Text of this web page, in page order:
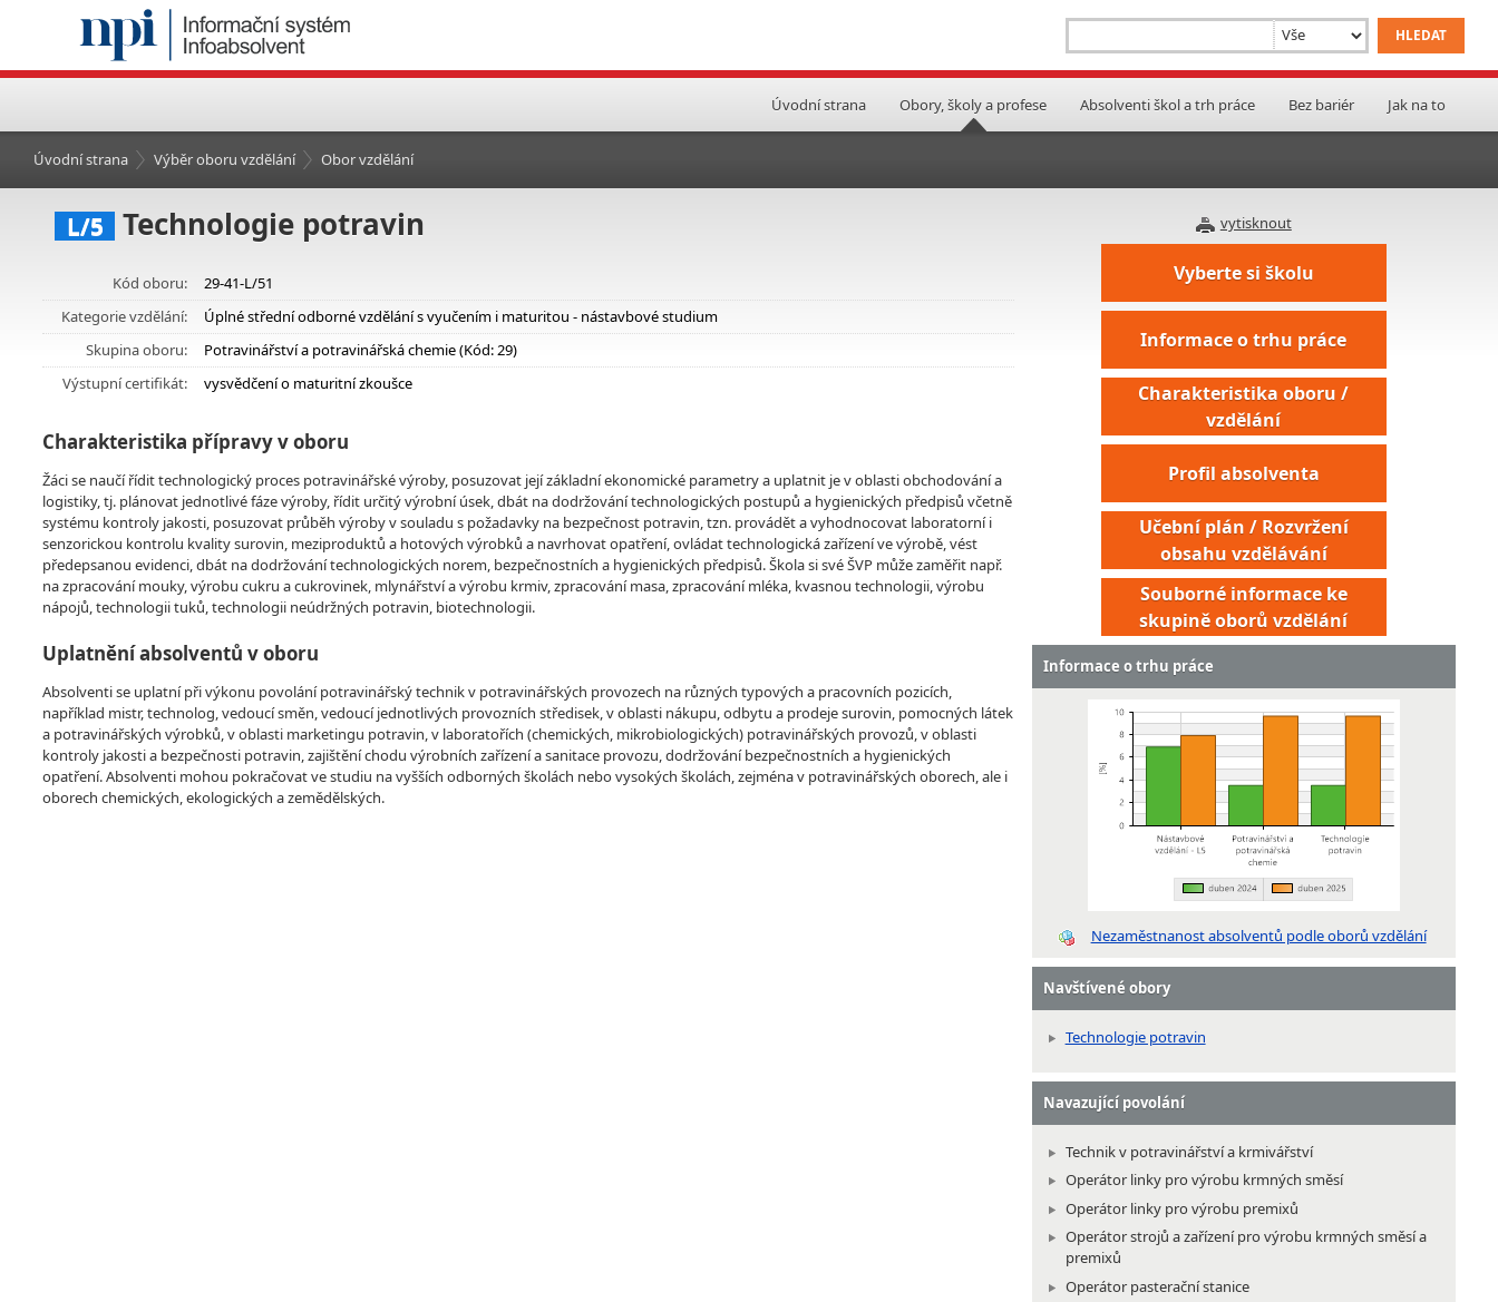
Úvodní strana Obory, školy a profese Absolventi škol a trh práce Bez bariér Jak na to
Úvodní strana Výběr oboru vzdělání Obor vzdělání
vytisknout
L/5 Technologie potravin
Kód oboru:
29-41-L/51
Kategorie vzdělání:
Úplné střední odborné vzdělání s vyučením i maturitou - nástavbové studium
Skupina oboru:
Potravinářství a potravinářská chemie (Kód: 29)
Výstupní certifikát:
vysvědčení o maturitní zkoušce
Charakteristika přípravy v oboru
Žáci se naučí řídit technologický proces potravinářské výroby, posuzovat její základní ekonomické parametry a uplatnit je v oblasti obchodování a
logistiky, tj. plánovat jednotlivé fáze výroby, řídit určitý výrobní úsek, dbát na dodržování technologických postupů a hygienických předpisů včetně
systému kontroly jakosti, posuzovat průběh výroby v souladu s požadavky na bezpečnost potravin, tzn. provádět a vyhodnocovat laboratorní i
senzorickou kontrolu kvality surovin, meziproduktů a hotových výrobků a navrhovat opatření, ovládat technologická zařízení ve výrobě, vést
předepsanou evidenci, dbát na dodržování technologických norem, bezpečnostních a hygienických předpisů. Škola si své ŠVP může zaměřit např.
na zpracování mouky, výrobu cukru a cukrovinek, mlynářství a výrobu krmiv, zpracování masa, zpracování mléka, kvasnou technologii, výrobu
nápojů, technologii tuků, technologii neúdržných potravin, biotechnologii.
Uplatnění absolventů v oboru
Absolventi se uplatní při výkonu povolání potravinářský technik v potravinářských provozech na různých typových a pracovních pozicích,
například mistr, technolog, vedoucí směn, vedoucí jednotlivých provozních středisek, v oblasti nákupu, odbytu a prodeje surovin, pomocných látek
a potravinářských výrobků, v oblasti marketingu potravin, v laboratořích (chemických, mikrobiologických) potravinářských provozů, v oblasti
kontroly jakosti a bezpečnosti potravin, zajištění chodu výrobních zařízení a sanitace provozu, dodržování bezpečnostních a hygienických
opatření. Absolventi mohou pokračovat ve studiu na vyšších odborných školách nebo vysokých školách, zejména v potravinářských oborech, ale i
oborech chemických, ekologických a zemědělských.
Vyberte si školu
Informace o trhu práce
Charakteristika oboru /
vzdělání
Profil absolventa
Učební plán / Rozvržení
obsahu vzdělávání
Souborné informace ke
skupině oborů vzdělání
Informace o trhu práce
Nezaměstnanost absolventů podle oborů vzdělání
Navštívené obory
Technologie potravin
Navazující povolání
Technik v potravinářství a krmivářství
Operátor linky pro výrobu krmných směsí
Operátor linky pro výrobu premixů
Operátor strojů a zařízení pro výrobu krmných směsí a
premixů
Operátor pasterační stanice